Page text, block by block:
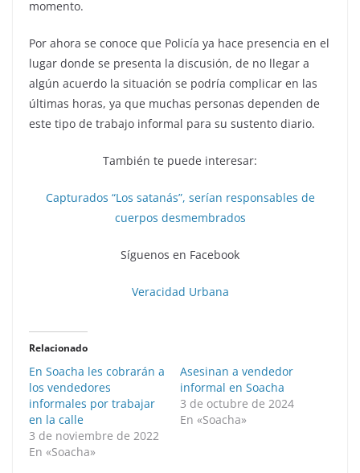
momento.
Por ahora se conoce que Policía ya hace presencia en el
lugar donde se presenta la discusión, de no llegar a
algún acuerdo la situación se podría complicar en las
últimas horas, ya que muchas personas dependen de
este tipo de trabajo informal para su sustento diario.
También te puede interesar:
Capturados “Los satanás”, serían responsables de
cuerpos desmembrados
Síguenos en Facebook
Veracidad Urbana
Relacionado
En Soacha les cobrarán a
los vendedores
informales por trabajar
en la calle
3 de noviembre de 2022
En «Soacha»
Asesinan a vendedor
informal en Soacha
3 de octubre de 2024
En «Soacha»